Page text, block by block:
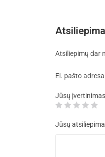
Atsiliepimų dar
El. pašto
Jūsų įvertinimas
Jūsų